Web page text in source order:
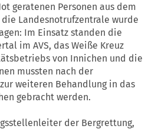
geratenen Personen aus dem
Landesnotrufzentrale wurde
Im Einsatz standen die
im AVS, das Weiße Kreuz
von Innichen und die
mussten nach der
weiteren Behandlung in das
gebracht werden.
der Bergrettung,